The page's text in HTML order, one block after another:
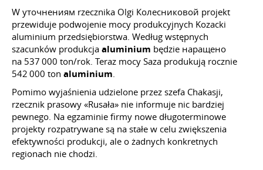
W уточнениям rzecznika Olgi Колесниковой projekt
przewiduje podwojenie mocy produkcyjnych Kozacki
aluminium przedsiębiorstwa. Według wstępnych
szacunków produkcja aluminium będzie наращено
na 537 000 ton/rok. Teraz mocy Saza produkują rocznie
542 000 ton aluminium.
Pomimo wyjaśnienia udzielone przez szefa Chakasji,
rzecznik prasowy «Rusała» nie informuje nic bardziej
pewnego. Na egzaminie firmy nowe długoterminowe
projekty rozpatrywane są na stałe w celu zwiększenia
efektywności produkcji, ale o żadnych konkretnych
regionach nie chodzi.